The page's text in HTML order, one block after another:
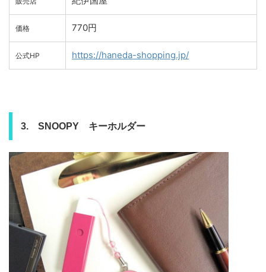
価格 770円
公式HP https://haneda-shopping.jp/
3. SNOOPY キーホルダー